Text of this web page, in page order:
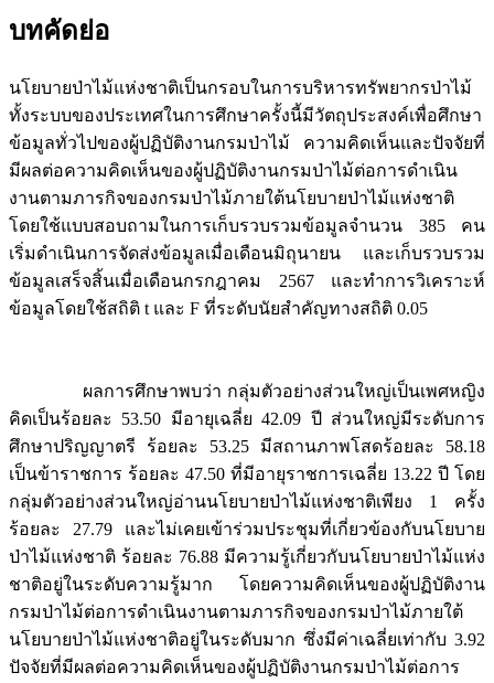
บทคัดย่อ
นโยบายป่าไม้แห่งชาติเป็นกรอบในการบริหารทรัพยากรป่าไม้
ทั้งระบบของประเทศในการศึกษาครั้งนี้มีวัตถุประสงค์เพื่อศึกษา
ข้อมูลทั่วไปของผู้ปฏิบัติงานกรมป่าไม้ ความคิดเห็นและปัจจัยที่
มีผลต่อความคิดเห็นของผู้ปฏิบัติงานกรมป่าไม้ต่อการดำเนิน
งานตามภารกิจของกรมป่าไม้ภายใต้นโยบายป่าไม้แห่งชาติ
โดยใช้แบบสอบถามในการเก็บรวบรวมข้อมูลจำนวน 385 คน
เริ่มดำเนินการจัดส่งข้อมูลเมื่อเดือนมิถุนายน และเก็บรวบรวม
ข้อมูลเสร็จสิ้นเมื่อเดือนกรกฎาคม 2567 และทำการวิเคราะห์
ข้อมูลโดยใช้สถิติ t และ F ที่ระดับนัยสำคัญทางสถิติ 0.05
ผลการศึกษาพบว่า กลุ่มตัวอย่างส่วนใหญ่เป็นเพศหญิง
คิดเป็นร้อยละ 53.50 มีอายุเฉลี่ย 42.09 ปี ส่วนใหญ่มีระดับการ
ศึกษาปริญญาตรี ร้อยละ 53.25 มีสถานภาพโสดร้อยละ 58.18
เป็นข้าราชการ ร้อยละ 47.50 ที่มีอายุราชการเฉลี่ย 13.22 ปี โดย
กลุ่มตัวอย่างส่วนใหญ่อ่านนโยบายป่าไม้แห่งชาติเพียง 1 ครั้ง
ร้อยละ 27.79 และไม่เคยเข้าร่วมประชุมที่เกี่ยวข้องกับนโยบาย
ป่าไม้แห่งชาติ ร้อยละ 76.88 มีความรู้เกี่ยวกับนโยบายป่าไม้แห่ง
ชาติอยู่ในระดับความรู้มาก โดยความคิดเห็นของผู้ปฏิบัติงาน
กรมป่าไม้ต่อการดำเนินงานตามภารกิจของกรมป่าไม้ภายใต้
นโยบายป่าไม้แห่งชาติอยู่ในระดับมาก ซึ่งมีค่าเฉลี่ยเท่ากับ 3.92
ปัจจัยที่มีผลต่อความคิดเห็นของผู้ปฏิบัติงานกรมป่าไม้ต่อการ